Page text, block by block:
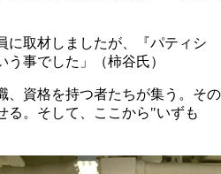
に取材しましたが、『パティシ
事でした」（柿谷氏）
、資格を持つ者たちが集う。その
る。そして、ここから"いずも